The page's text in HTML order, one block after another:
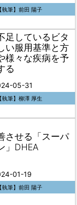
【執筆】前田 陽子
足しているビタ
い服用基準と方
様々な疾病を予
る
05-31
【執筆】柳澤 厚生
させる「スーパ
」DHEA
01-19
【執筆】前田 陽子